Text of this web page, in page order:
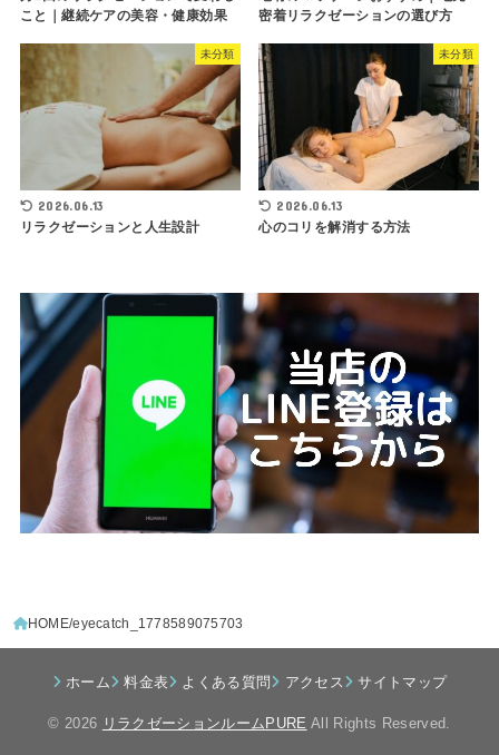
こと｜継続ケアの美容・健康効果
密着リラクゼーションの選び方
未分類
2026.06.13
リラクゼーションと人生設計
未分類
2026.06.13
心のコリを解消する方法
HOME eyecatch_1778589075703
ホーム 料金表 よくある質問 アクセス サイトマップ
© 2026 リラクゼーションルームPURE All Rights Reserved.